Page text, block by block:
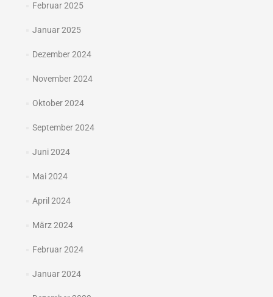
Februar 2025
Januar 2025
Dezember 2024
November 2024
Oktober 2024
September 2024
Juni 2024
Mai 2024
April 2024
März 2024
Februar 2024
Januar 2024